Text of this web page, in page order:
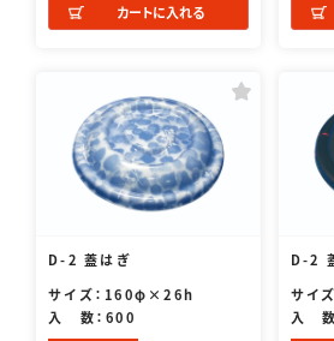
カートに入れる
D-2 蓋はぎ
サイズ：160φ×26h
入 数：600
D-2
サイ
入